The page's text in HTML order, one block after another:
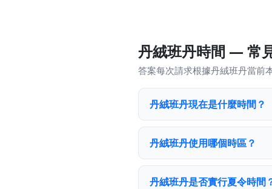
丹絨班丹時間 — 常
答案每次請求根據丹絨班丹當前
丹絨班丹現在是什麼時間？
丹絨班丹使用哪個時區？
丹絨班丹是否實行夏令時間